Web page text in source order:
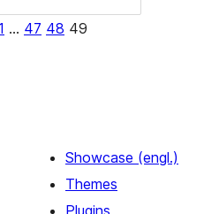
… 47 48 49
Showcase (engl.)
Themes